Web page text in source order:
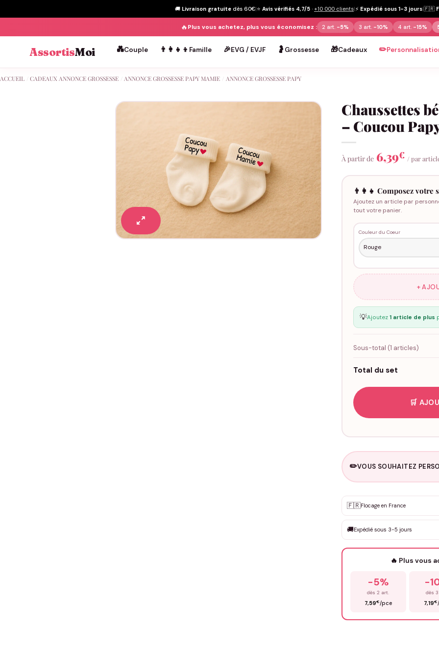
🚚 Livraison gratuite dès 60€|⭐ Avis vérifiés 4,7/5 · +10 000 clients|⚡ Expédié sous 1-3 jours|🇫🇷
🔥Plus vous achetez, plus vous économisez : 2 art. -5% 3 art. -10% 4 art. -15%
AssortisMoi 💑Couple 👨‍👩‍👧‍👦 Famille 🎉EVG / EVJF 🤰 Grossesse 🎁Cadeaux ✏️
ACCUEIL CADEAUX ANNONCE GROSSESSE ANNONCE GROSSESSE PAPY MAMIE ANNONCE GROSSESSE PAPY
Chaussettes
– Coucou
À partir de 6,39€ / par
👨‍👩‍👧 Composez votre
Ajoutez un article par
tout votre panier.
Couleur du Coeur
+
💡Ajoutez 1 article de plus
Sous-total (1 articles)
Total du set
🛒
✏️VOUS SOUHAITEZ
✨ Personnalisation sur
DEVIS GRATUIT ·
Que souhaitez-vous ?
🇫🇷Flocage en France
🚚Expédié sous 3-5 jours
🔥 Plus vous
-5%
dès 2 art.
7,59€/pce
-
dès
7,19€